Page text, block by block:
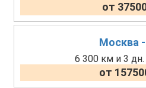
от
Москва
6 300 км и 3
от